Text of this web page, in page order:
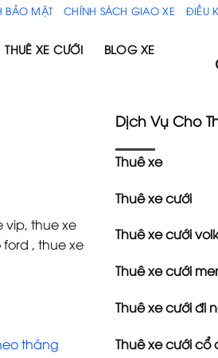
BẢO MẬT CHÍNH SÁCH GIAO XE ĐIỀU
THUÊ XE CƯỚI BLOG XE
vip, thue xe
, thue xe
tháng
Dịch Vụ Cho
Thuê xe
Thuê xe cưới
Thuê xe cưới
Thuê xe cưới
Thuê xe cưới đi
Thuê xe cưới cổ